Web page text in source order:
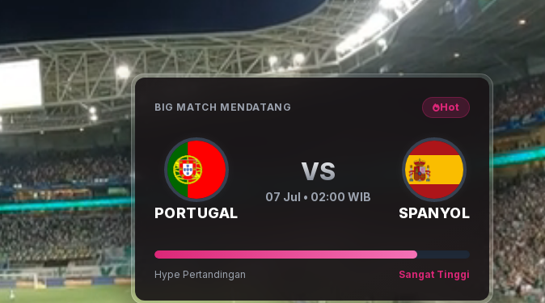
BIG MATCH MENDATANG Hot
PORTUGAL
VS
07 Jul • 02:00 WIB
SPANYOL
Hype Pertandingan Sangat Tinggi